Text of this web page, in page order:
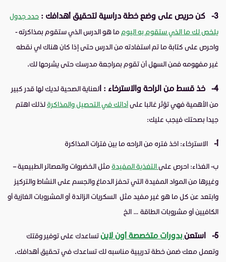
3- كن حريص على وضع خطة دراسية لتحقيق أهدافك : حدد جدول
يلخص لك ما الذي ستقوم به اليوم ما هو الدرس الذي ستقوم بمذاكرته -
واحرص على كتابة ما تم استفادته من الدرس حتى إذا كان هناك اي نقطه
غير مفهومه فمن السهل أن تقوم بمراجعة مدرسك حتى يشرحها لك.
4- خذ قسط من الراحة والاسترخاء : العناية الصحية لديك لها قدر كبير
من الأهمية فهي تؤثر غالبا علىأدائك في التحصيل والمذاكرة لذلك اهتم
جيدا بصحتك فيجب عليك:
أ- الاسترخاء: اخذ فتره من الراحه ما بين فترات المذاكرة
ب-الغذاء: احرص علىالتغذية المفيدة مثل الخضروات والعصائر الطبيعية –
وغيرها من المواد المفيدة التي تحفز الدماغ والجسم على النشاط والتركيز
وابتعد عن كل ما هو غير مفيد مثل السكريات الزائدة أو المشروبات الغازية أو
الكافيين أو مشروبات الطاقة … الخ
5- استعن بدورات متخصصة أون لاينتساعدك على توفير وقتك
وتعمل معك ضمن خطة تدريبية مناسبه لك تساعدك في تحقيق أهدافك.